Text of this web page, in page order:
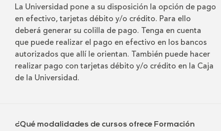
La Universidad pone a su disposición la opción de pago
en efectivo, tarjetas débito y/o crédito. Para ello
deberá generar su colilla de pago. Tenga en cuenta
que puede realizar el pago en efectivo en los bancos
autorizados que allí le orientan. También puede hacer
realizar pago con tarjetas débito y/o crédito en la Caja
de la Universidad.
¿Qué modalidades de cursos ofrece Formación